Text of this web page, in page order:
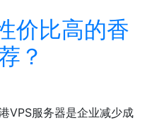
价比高的香
？
VPS服务器是企业减少成